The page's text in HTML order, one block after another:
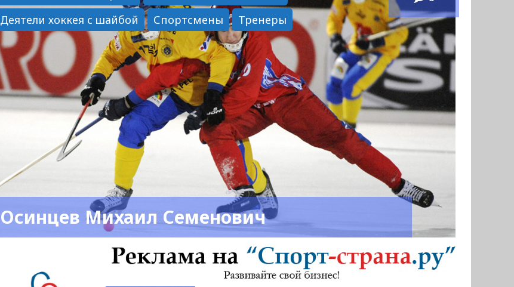
Деятели хоккея с шайбой
Спортсмены Тренеры
Осинцев Михаил Семенович